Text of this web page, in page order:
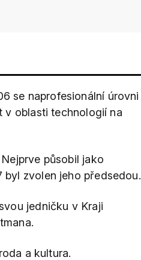
se naprofesionální úrovni
v oblasti technologií na
působil jako
byl zvolen jeho předsedou.
jedničku v Kraji
a kultura.